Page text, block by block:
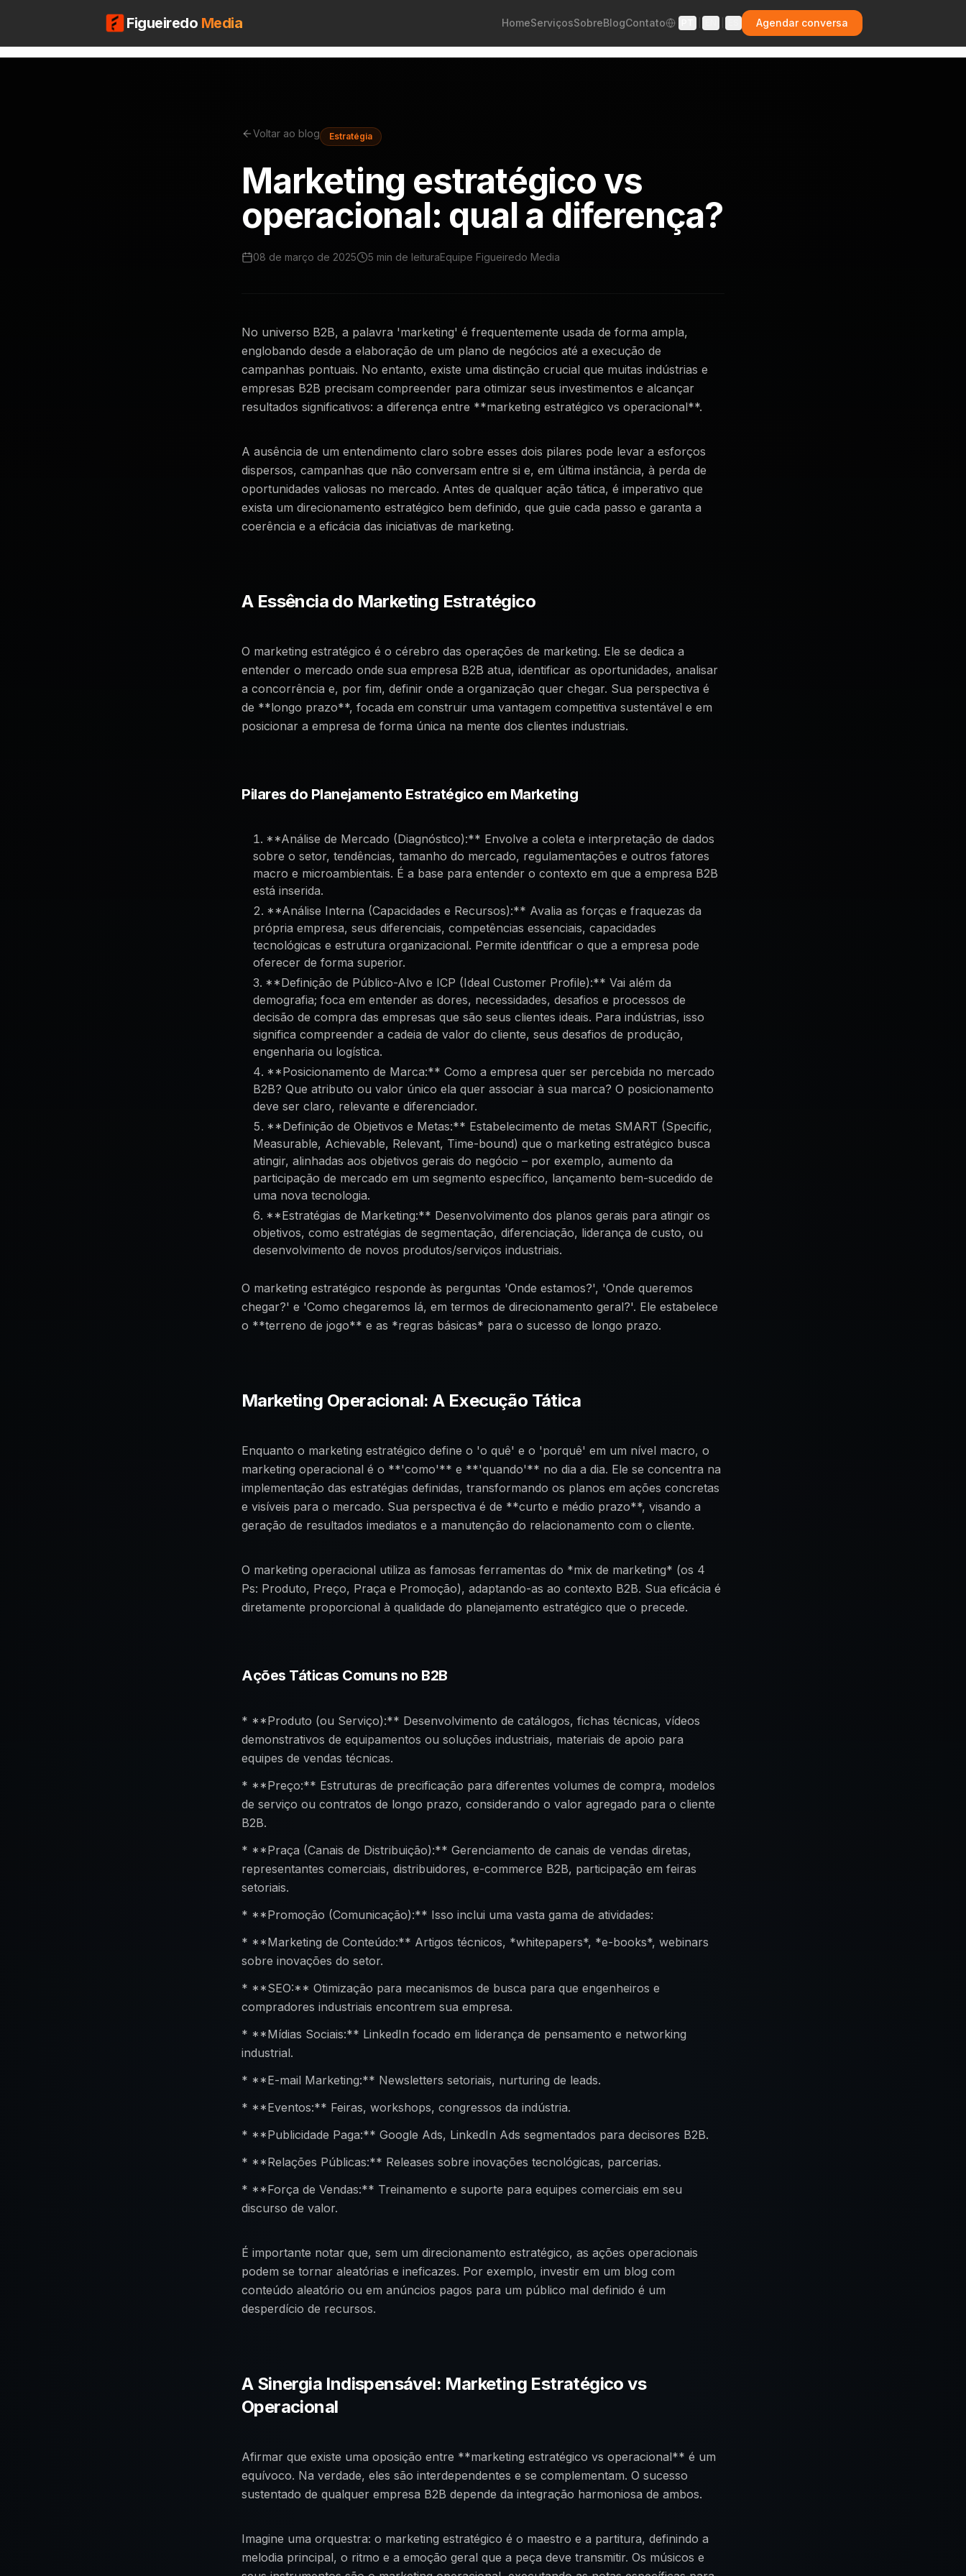
Figueiredo Media HomeServiçosSobreBlogContato Agendar conversa
Voltar ao blog Estratégia
Marketing estratégico vs
operacional: qual a diferença?
08 de março de 2025 5 min de leituraEquipe Figueiredo Media
No universo B2B, a palavra 'marketing' é frequentemente usada de forma ampla,
englobando desde a elaboração de um plano de negócios até a execução de
campanhas pontuais. No entanto, existe uma distinção crucial que muitas indústrias e
empresas B2B precisam compreender para otimizar seus investimentos e alcançar
resultados significativos: a diferença entre **marketing estratégico vs operacional**.
A ausência de um entendimento claro sobre esses dois pilares pode levar a esforços
dispersos, campanhas que não conversam entre si e, em última instância, à perda de
oportunidades valiosas no mercado. Antes de qualquer ação tática, é imperativo que
exista um direcionamento estratégico bem definido, que guie cada passo e garanta a
coerência e a eficácia das iniciativas de marketing.
A Essência do Marketing Estratégico
O marketing estratégico é o cérebro das operações de marketing. Ele se dedica a
entender o mercado onde sua empresa B2B atua, identificar as oportunidades, analisar
a concorrência e, por fim, definir onde a organização quer chegar. Sua perspectiva é
de **longo prazo**, focada em construir uma vantagem competitiva sustentável e em
posicionar a empresa de forma única na mente dos clientes industriais.
Pilares do Planejamento Estratégico em Marketing
**Análise de Mercado (Diagnóstico):** Envolve a coleta e interpretação de dados
sobre o setor, tendências, tamanho do mercado, regulamentações e outros fatores
macro e microambientais. É a base para entender o contexto em que a empresa B2B
está inserida.
**Análise Interna (Capacidades e Recursos):** Avalia as forças e fraquezas da
própria empresa, seus diferenciais, competências essenciais, capacidades
tecnológicas e estrutura organizacional. Permite identificar o que a empresa pode
oferecer de forma superior.
**Definição de Público-Alvo e ICP (Ideal Customer Profile):** Vai além da
demografia; foca em entender as dores, necessidades, desafios e processos de
decisão de compra das empresas que são seus clientes ideais. Para indústrias, isso
significa compreender a cadeia de valor do cliente, seus desafios de produção,
engenharia ou logística.
**Posicionamento de Marca:** Como a empresa quer ser percebida no mercado
B2B? Que atributo ou valor único ela quer associar à sua marca? O posicionamento
deve ser claro, relevante e diferenciador.
**Definição de Objetivos e Metas:** Estabelecimento de metas SMART (Specific,
Measurable, Achievable, Relevant, Time-bound) que o marketing estratégico busca
atingir, alinhadas aos objetivos gerais do negócio – por exemplo, aumento da
participação de mercado em um segmento específico, lançamento bem-sucedido de
uma nova tecnologia.
**Estratégias de Marketing:** Desenvolvimento dos planos gerais para atingir os
objetivos, como estratégias de segmentação, diferenciação, liderança de custo, ou
desenvolvimento de novos produtos/serviços industriais.
O marketing estratégico responde às perguntas 'Onde estamos?', 'Onde queremos
chegar?' e 'Como chegaremos lá, em termos de direcionamento geral?'. Ele estabelece
o **terreno de jogo** e as *regras básicas* para o sucesso de longo prazo.
Marketing Operacional: A Execução Tática
Enquanto o marketing estratégico define o 'o quê' e o 'porquê' em um nível macro, o
marketing operacional é o **'como'** e **'quando'** no dia a dia. Ele se concentra na
implementação das estratégias definidas, transformando os planos em ações concretas
e visíveis para o mercado. Sua perspectiva é de **curto e médio prazo**, visando a
geração de resultados imediatos e a manutenção do relacionamento com o cliente.
O marketing operacional utiliza as famosas ferramentas do *mix de marketing* (os 4
Ps: Produto, Preço, Praça e Promoção), adaptando-as ao contexto B2B. Sua eficácia é
diretamente proporcional à qualidade do planejamento estratégico que o precede.
Ações Táticas Comuns no B2B
* **Produto (ou Serviço):** Desenvolvimento de catálogos, fichas técnicas, vídeos
demonstrativos de equipamentos ou soluções industriais, materiais de apoio para
equipes de vendas técnicas.
* **Preço:** Estruturas de precificação para diferentes volumes de compra, modelos
de serviço ou contratos de longo prazo, considerando o valor agregado para o cliente
B2B.
* **Praça (Canais de Distribuição):** Gerenciamento de canais de vendas diretas,
representantes comerciais, distribuidores, e-commerce B2B, participação em feiras
setoriais.
* **Promoção (Comunicação):** Isso inclui uma vasta gama de atividades:
* **Marketing de Conteúdo:** Artigos técnicos, *whitepapers*, *e-books*, webinars
sobre inovações do setor.
* **SEO:** Otimização para mecanismos de busca para que engenheiros e
compradores industriais encontrem sua empresa.
* **Mídias Sociais:** LinkedIn focado em liderança de pensamento e networking
industrial.
* **E-mail Marketing:** Newsletters setoriais, nurturing de leads.
* **Eventos:** Feiras, workshops, congressos da indústria.
* **Publicidade Paga:** Google Ads, LinkedIn Ads segmentados para decisores B2B.
* **Relações Públicas:** Releases sobre inovações tecnológicas, parcerias.
* **Força de Vendas:** Treinamento e suporte para equipes comerciais em seu
discurso de valor.
É importante notar que, sem um direcionamento estratégico, as ações operacionais
podem se tornar aleatórias e ineficazes. Por exemplo, investir em um blog com
conteúdo aleatório ou em anúncios pagos para um público mal definido é um
desperdício de recursos.
A Sinergia Indispensável: Marketing Estratégico vs
Operacional
Afirmar que existe uma oposição entre **marketing estratégico vs operacional** é um
equívoco. Na verdade, eles são interdependentes e se complementam. O sucesso
sustentado de qualquer empresa B2B depende da integração harmoniosa de ambos.
Imagine uma orquestra: o marketing estratégico é o maestro e a partitura, definindo a
melodia principal, o ritmo e a emoção geral que a peça deve transmitir. Os músicos e